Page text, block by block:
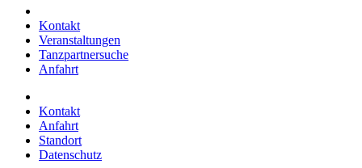
Kontakt
Veranstaltungen
Tanzpartnersuche
Anfahrt
Kontakt
Anfahrt
Standort
Datenschutz